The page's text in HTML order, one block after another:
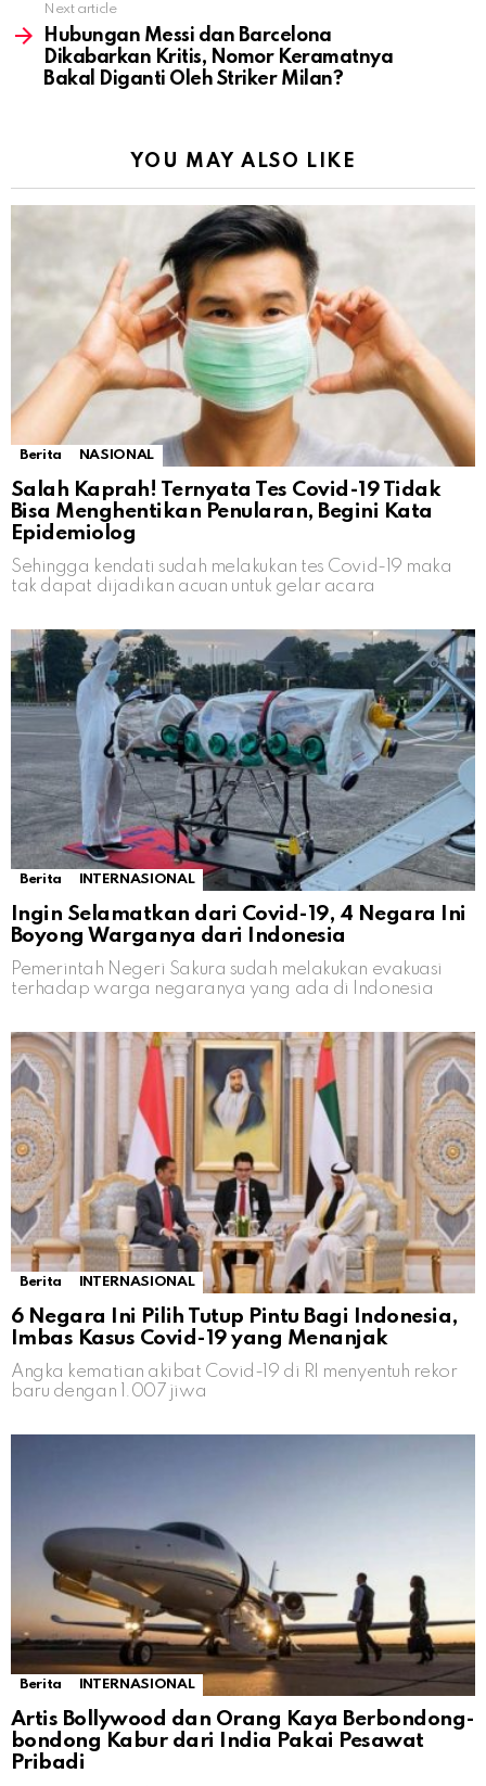
Next article
Hubungan Messi dan Barcelona
Dikabarkan Kritis, Nomor Keramatnya
Bakal Diganti Oleh Striker Milan?
YOU MAY ALSO LIKE
Berita NASIONAL
Salah Kaprah! Ternyata Tes Covid-19 Tidak
Bisa Menghentikan Penularan, Begini Kata
Epidemiolog
Sehingga kendati sudah melakukan tes Covid-19 maka
tak dapat dijadikan acuan untuk gelar acara
Berita INTERNASIONAL
Ingin Selamatkan dari Covid-19, 4 Negara Ini
Boyong Warganya dari Indonesia
Pemerintah Negeri Sakura sudah melakukan evakuasi
terhadap warga negaranya yang ada di Indonesia
Berita INTERNASIONAL
6 Negara Ini Pilih Tutup Pintu Bagi Indonesia,
Imbas Kasus Covid-19 yang Menanjak
Angka kematian akibat Covid-19 di RI menyentuh rekor
baru dengan 1.007 jiwa
Berita INTERNASIONAL
Artis Bollywood dan Orang Kaya Berbondong-
bondong Kabur dari India Pakai Pesawat
Pribadi